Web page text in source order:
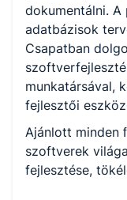
Okleveles
Igen
Székesfehérvári
dokumentálni.
adatbázisok
Csapatban
munkatársával,
fejlesztői
Ajánlott minden
szoftverek
fejlesztése,